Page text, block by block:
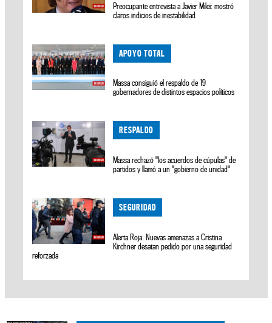
Preocupante entrevista a Javier Milei: mostró
claros indicios de inestabilidad
APOYO TOTAL
Massa consiguió el respaldo de 19
gobernadores de distintos espacios políticos
RESPALDO
Massa rechazó "los acuerdos de cúpulas" de
partidos y llamó a un "gobierno de unidad"
SEGURIDAD
Alerta Roja: Nuevas amenazas a Cristina
Kirchner desatan pedido por una seguridad
reforzada